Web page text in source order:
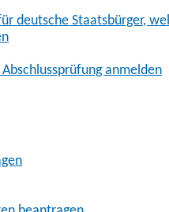
deutsche Staatsbürger,
anmelden